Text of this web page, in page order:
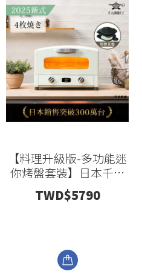
【料理升級版-多功能迷
你烤盤套裝】日本千石
阿拉丁「專利0.2秒瞬
熱」四枚燒復古多用途
TWD$5790